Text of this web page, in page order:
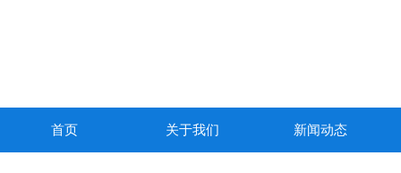
首页 关于我们 新闻动态